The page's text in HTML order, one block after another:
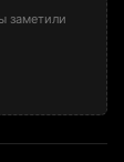
заметили